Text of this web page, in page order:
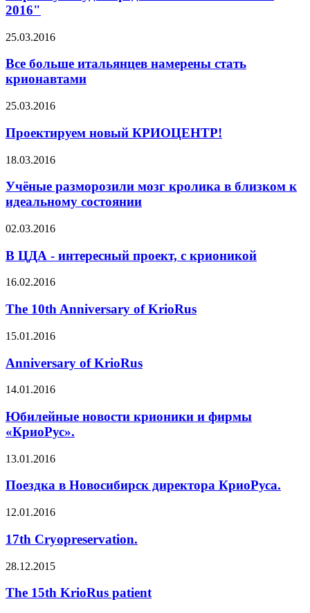
2016"
25.03.2016
Все больше итальянцев намерены стать
крионавтами
25.03.2016
Проектируем новый КРИОЦЕНТР!
18.03.2016
Учёные разморозили мозг кролика в близком к
идеальному состоянии
02.03.2016
В ЦДА - интересный проект, с крионикой
16.02.2016
The 10th Anniversary of KrioRus
15.01.2016
Anniversary of KrioRus
14.01.2016
Юбилейные новости крионики и фирмы
«КриоРус».
13.01.2016
Поездка в Новосибирск директора КриоРуса.
12.01.2016
17th Cryopreservation.
28.12.2015
The 15th KrioRus patient